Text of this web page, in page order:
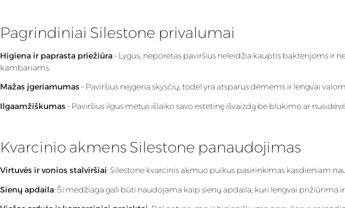
Pagrindiniai Silestone privalumai
Higiena ir paprasta priežiūra– Lygus, neporėtas paviršius neleidžia kauptis bakterijoms ir
kambariams.
Mažas įgeriamumas – Paviršius neįgeria skysčių, todėl yra atsparus dėmėms ir lengvai
Ilgaamžiškumas – Paviršius ilgus metus išlaiko savo estetinę išvaizdą be blukimo ar
Kvarcinio akmens Silestone panaudojimas
Virtuvės ir vonios stalviršiai: Silestone kvarcinis akmuo puikus pasirinkimas kasdieniam
Sienų apdaila: Ši medžiaga gali būti naudojama kaip sienų apdaila, kuri lengvai prižiūrima